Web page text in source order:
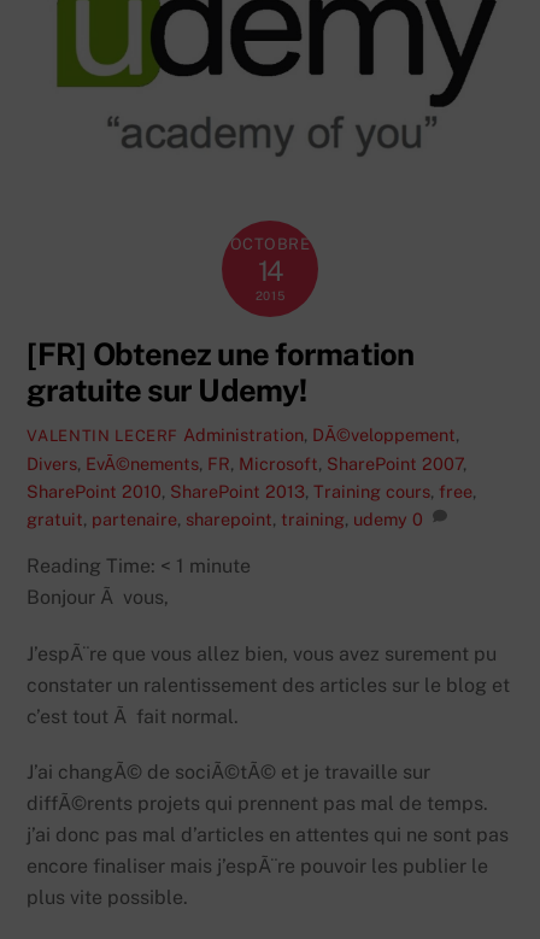
OCTOBRE
14
2015
[FR] Obtenez une formation
gratuite sur Udemy!
VALENTIN LECERF Administration, DÃ©veloppement,
Divers, EvÃ©nements, FR, Microsoft, SharePoint 2007,
SharePoint 2010, SharePoint 2013,Training cours, free,
gratuit, partenaire, sharepoint, training, udemy 0
Reading Time: < 1 minute
Bonjour Ã vous,
J’espÃ¨re que vous allez bien, vous avez surement pu
constater un ralentissement des articles sur le blog et
c’est tout Ã fait normal.
J’ai changÃ© de sociÃ©tÃ© et je travaille sur
diffÃ©rents projets qui prennent pas mal de temps.
j’ai donc pas mal d’articles en attentes qui ne sont pas
encore finaliser mais j’espÃ¨re pouvoir les publier le
plus vite possible.